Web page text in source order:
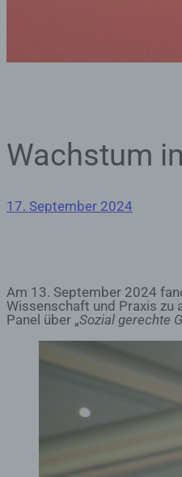
Wachstum
17. September 2024
Am 13. September 2024
Wissenschaft und Praxis zu
Panel über „Sozial gerechte